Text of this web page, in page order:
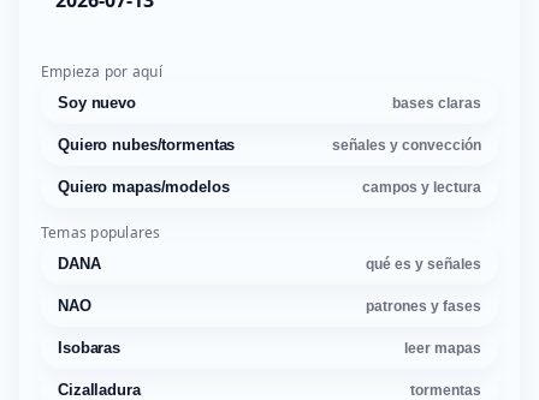
Empieza por aquí
Soy nuevo bases claras
Quiero nubes/tormentas señales y convección
Quiero mapas/modelos campos y lectura
Temas populares
DANA qué es y señales
NAO patrones y fases
Isobaras leer mapas
Cizalladura tormentas